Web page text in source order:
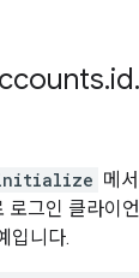
.id.
메
그인 클라이
입니다.